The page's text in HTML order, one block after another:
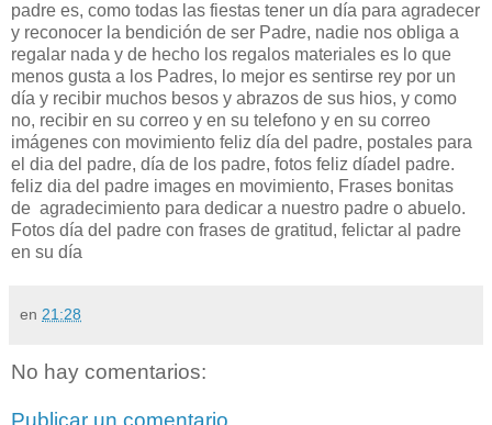
padre es, como todas las fiestas tener un día para agradecer
y reconocer la bendición de ser Padre, nadie nos obliga a
regalar nada y de hecho los regalos materiales es lo que
menos gusta a los Padres, lo mejor es sentirse rey por un
día y recibir muchos besos y abrazos de sus hios, y como
no, recibir en su correo y en su telefono y en su correo
imágenes con movimiento feliz día del padre, postales para
el dia del padre, día de los padre, fotos feliz díadel padre.
feliz dia del padre images en movimiento, Frases bonitas
de agradecimiento para dedicar a nuestro padre o abuelo.
Fotos día del padre con frases de gratitud, felictar al padre
en su día
en 21:28
No hay comentarios:
Publicar un comentario